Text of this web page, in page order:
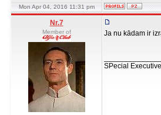
Mon Apr 04, 2016 11:31 pm
Nr.7
Member of Ja nu kādam ir
SPecial